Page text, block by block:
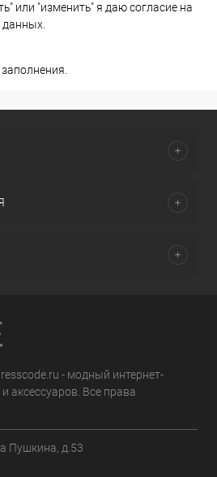
или "изменить" я даю согласие на
- модный интернет-
аксессуаров. Все права
Пушкина, д.53